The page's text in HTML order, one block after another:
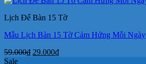
29.000₫.
Lịch Để Bàn 15 Tờ
Mẫu Lịch Bàn 15 Tờ Cảm Hứng Mỗi Ngày
59.000₫ Giá
29.000₫Giá
Sale